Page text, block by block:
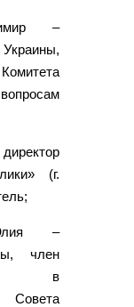
–
(г.
–
член
в
Совета